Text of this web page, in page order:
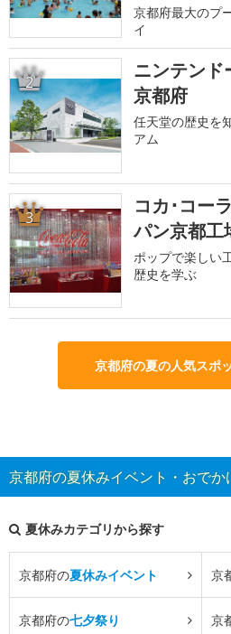
京都府最大のプ
イ
2
ニンテンド
京都府
任天堂の歴史を
アム
3
コカ･コー
パン京都工
ポップで楽しい
歴史を学ぶ
京都府の夏の人気スポ
京都府の夏休みイベント・おで
夏休みカテゴリから探す
京都府の夏休みイベント 京
京都府の七夕祭り 京